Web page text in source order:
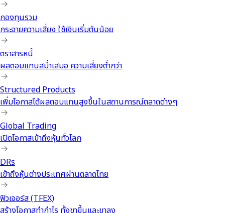
กองทุนรวม
กระจายความเสี่ยง ใช้เงินเริ่มต้นน้อย
ตราสารหนี้
ผลตอบแทนสม่ำเสมอ ความเสี่ยงต่ำกว่า
Structured Products
เพิ่มโอกาสได้ผลตอบแทนสูงขึ้นในสถานการณ์ตลาดต่างๆ
Global Trading
เปิดโอกาสเข้าถึงหุ้นทั่วโลก
DRs
เข้าถึงหุ้นต่างประเทศผ่านตลาดไทย
ฟิวเจอร์ส (TFEX)
สร้างโอกาสทำกำไร ทั้งขาขึ้นและขาลง